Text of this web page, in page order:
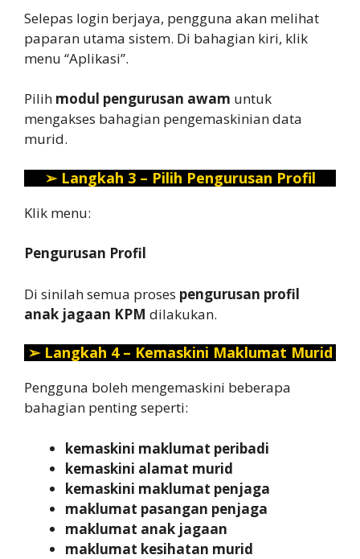
Selepas login berjaya, pengguna akan melihat
paparan utama sistem. Di bahagian kiri, klik
menu “Aplikasi”.
Pilih modul pengurusan awam untuk
mengakses bahagian pengemaskinian data
murid.
➢ Langkah 3 – Pilih Pengurusan Profil
Klik menu:
Pengurusan Profil
Di sinilah semua proses pengurusan profil
anak jagaan KPM dilakukan.
➢ Langkah 4 – Kemaskini Maklumat Murid
Pengguna boleh mengemaskini beberapa
bahagian penting seperti:
kemaskini maklumat peribadi
kemaskini alamat murid
kemaskini maklumat penjaga
maklumat pasangan penjaga
maklumat anak jagaan
maklumat kesihatan murid